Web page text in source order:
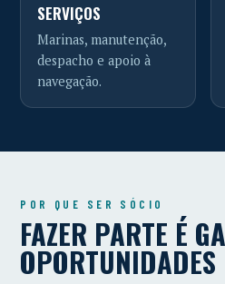
SERVIÇOS
Marinas, manutenção,
despacho e apoio à
navegação.
POR QUE SER SÓCIO
FAZER PARTE É
OPORTUNIDADES